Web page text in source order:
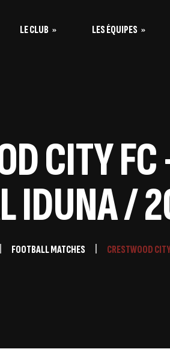
LE CLUB LES ÉQUIPES
CITY
IDUNA
FOOTBALL MATCHES CRESTWOOD